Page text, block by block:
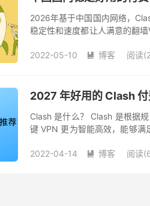
2026年基于中国国内网络，
稳定性和速度都让人满意的翻
2022-05-10  博客 阅读
2027 年好用的 Clash
Clash 是什么？ Clash 是根据
键 VPN 更为智能高效，能够满
2022-04-14  博客 阅读